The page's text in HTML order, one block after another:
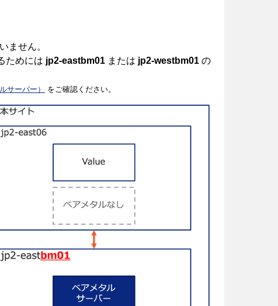
ません。
ためには jp2-eastbm01 または jp2-westbm01 の
サーバー） をご確認ください。